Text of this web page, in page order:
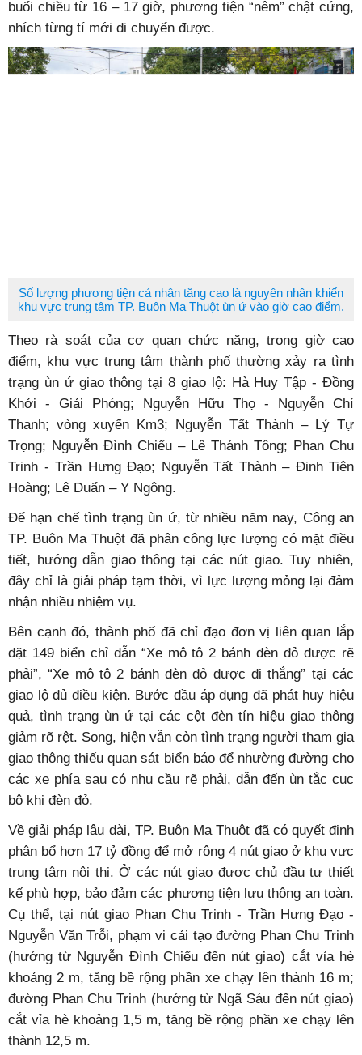
buổi chiều từ 16 – 17 giờ, phương tiện “nêm” chật cứng,
nhích từng tí mới di chuyển được.
Số lượng phương tiện cá nhân tăng cao là nguyên nhân khiến
khu vực trung tâm TP. Buôn Ma Thuột ùn ứ vào giờ cao điểm.
Theo rà soát của cơ quan chức năng, trong giờ cao
điểm, khu vực trung tâm thành phố thường xảy ra tình
trạng ùn ứ giao thông tại 8 giao lộ: Hà Huy Tập - Đồng
Khởi - Giải Phóng; Nguyễn Hữu Thọ - Nguyễn Chí
Thanh; vòng xuyến Km3; Nguyễn Tất Thành – Lý Tự
Trọng; Nguyễn Đình Chiểu – Lê Thánh Tông; Phan Chu
Trinh - Trần Hưng Đạo; Nguyễn Tất Thành – Đinh Tiên
Hoàng; Lê Duẩn – Y Ngông.
Để hạn chế tình trạng ùn ứ, từ nhiều năm nay, Công an
TP. Buôn Ma Thuột đã phân công lực lượng có mặt điều
tiết, hướng dẫn giao thông tại các nút giao. Tuy nhiên,
đây chỉ là giải pháp tạm thời, vì lực lượng mỏng lại đảm
nhận nhiều nhiệm vụ.
Bên cạnh đó, thành phố đã chỉ đạo đơn vị liên quan lắp
đặt 149 biển chỉ dẫn “Xe mô tô 2 bánh đèn đỏ được rẽ
phải”, “Xe mô tô 2 bánh đèn đỏ được đi thẳng” tại các
giao lộ đủ điều kiện. Bước đầu áp dụng đã phát huy hiệu
quả, tình trạng ùn ứ tại các cột đèn tín hiệu giao thông
giảm rõ rệt. Song, hiện vẫn còn tình trạng người tham gia
giao thông thiếu quan sát biển báo để nhường đường cho
các xe phía sau có nhu cầu rẽ phải, dẫn đến ùn tắc cục
bộ khi đèn đỏ.
Về giải pháp lâu dài, TP. Buôn Ma Thuột đã có quyết định
phân bổ hơn 17 tỷ đồng để mở rộng 4 nút giao ở khu vực
trung tâm nội thị. Ở các nút giao được chủ đầu tư thiết
kế phù hợp, bảo đảm các phương tiện lưu thông an toàn.
Cụ thể, tại nút giao Phan Chu Trinh - Trần Hưng Đạo -
Nguyễn Văn Trỗi, phạm vi cải tạo đường Phan Chu Trinh
(hướng từ Nguyễn Đình Chiểu đến nút giao) cắt vỉa hè
khoảng 2 m, tăng bề rộng phần xe chạy lên thành 16 m;
đường Phan Chu Trinh (hướng từ Ngã Sáu đến nút giao)
cắt vỉa hè khoảng 1,5 m, tăng bề rộng phần xe chạy lên
thành 12,5 m.